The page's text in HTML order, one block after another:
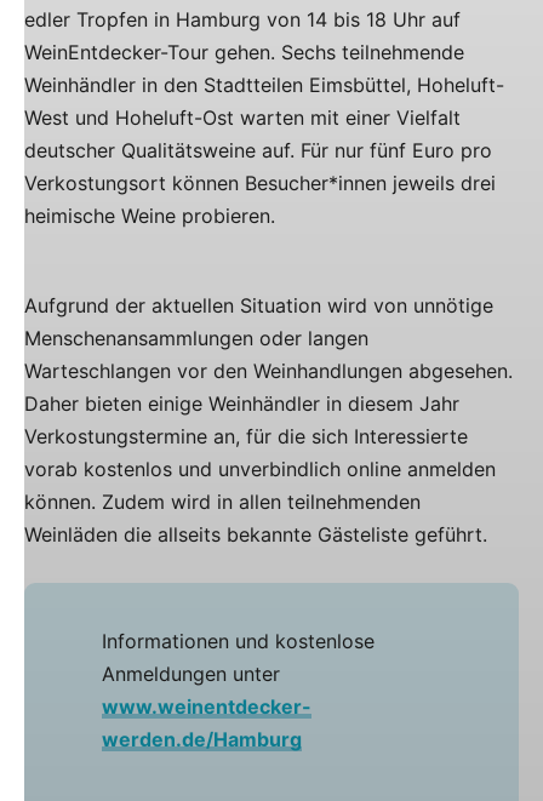
edler Tropfen in Hamburg von 14 bis 18 Uhr auf
WeinEntdecker-Tour gehen. Sechs teilnehmende
Weinhändler in den Stadtteilen Eimsbüttel, Hoheluft-
West und Hoheluft-Ost warten mit einer Vielfalt
deutscher Qualitätsweine auf. Für nur fünf Euro pro
Verkostungsort können Besucher*innen jeweils drei
heimische Weine probieren.
Aufgrund der aktuellen Situation wird von unnötige
Menschenansammlungen oder langen
Warteschlangen vor den Weinhandlungen abgesehen.
Daher bieten einige Weinhändler in diesem Jahr
Verkostungstermine an, für die sich Interessierte
vorab kostenlos und unverbindlich online anmelden
können. Zudem wird in allen teilnehmenden
Weinläden die allseits bekannte Gästeliste geführt.
Informationen und kostenlose
Anmeldungen unter
www.weinentdecker-
werden.de/Hamburg